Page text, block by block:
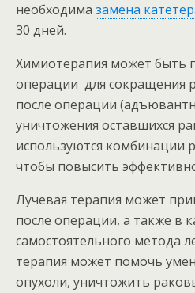
необходима замена
30 дней.
Химиотерапия может быть
операции для сокращения
после операции
уничтожения оставшихся
используются комбинации
чтобы повысить
Лучевая терапия может
после операции, а также в
самостоятельного метода
терапия может помочь
опухоли, уничтожить